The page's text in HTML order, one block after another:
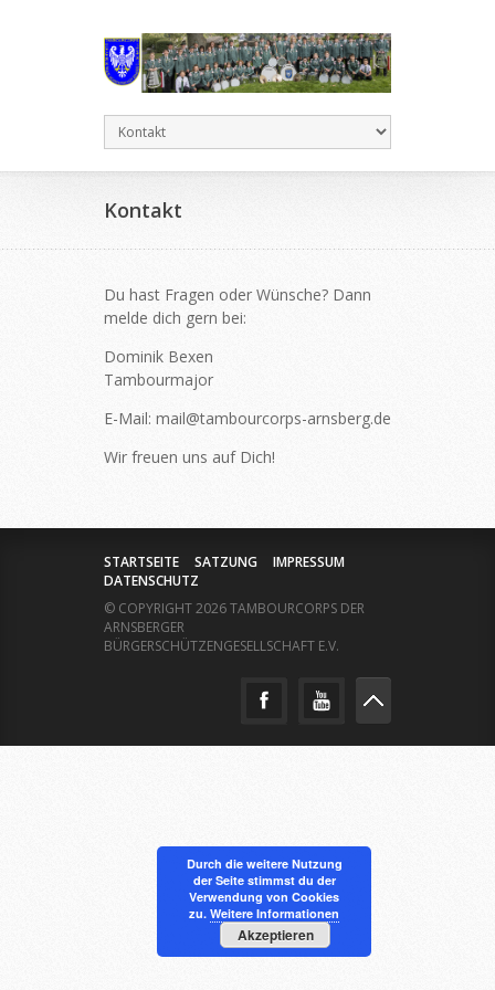
Kontakt
Du hast Fragen oder Wünsche? Dann
melde dich gern bei:
Dominik Bexen
Tambourmajor
E-Mail: mail@tambourcorps-arnsberg.de
Wir freuen uns auf Dich!
STARTSEITE SATZUNG
IMPRESSUM
DATENSCHUTZ
© COPYRIGHT 2026 TAMBOURCORPS DER
ARNSBERGER
BÜRGERSCHÜTZENGESELLSCHAFT E.V.
Durch die weitere Nutzung
der Seite stimmst du der
Verwendung von Cookies
zu. Weitere Informationen
Akzeptieren